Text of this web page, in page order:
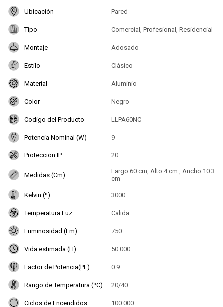
Ubicación Pared
Tipo Comercial, Profesional, Residencial
Montaje Adosado
Estilo Clásico
Material Aluminio
Color Negro
Codigo del Producto LLPA60NC
Potencia Nominal (W) 9
Protección IP 20
Medidas (Cm)
Largo 60 cm, Alto 4 cm , Ancho 10.3
cm
Kelvin (º) 3000
Temperatura Luz Calida
Luminosidad (Lm) 750
Vida estimada (H) 50.000
Factor de Potencia(PF) 0.9
Rango de Temperatura (ºC) 20/40
Ciclos de Encendidos 100.000